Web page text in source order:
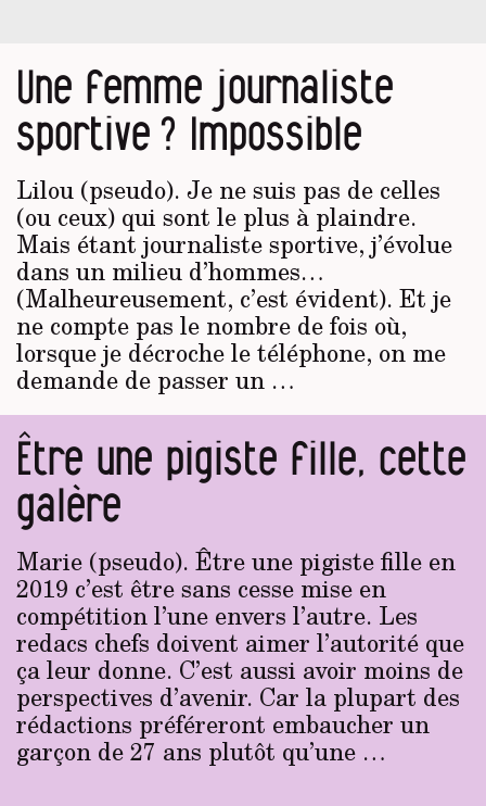
Une femme journaliste
sportive ? Impossible
Lilou (pseudo). Je ne suis pas de celles
(ou ceux) qui sont le plus à plaindre.
Mais étant journaliste sportive, j’évolue
dans un milieu d’hommes…
(Malheureusement, c’est évident). Et je
ne compte pas le nombre de fois où,
lorsque je décroche le téléphone, on me
demande de passer un …
Être une pigiste fille, cette
galère
Marie (pseudo). Être une pigiste fille en
2019 c’est être sans cesse mise en
compétition l’une envers l’autre. Les
redacs chefs doivent aimer l’autorité que
ça leur donne. C’est aussi avoir moins de
perspectives d’avenir. Car la plupart des
rédactions préféreront embaucher un
garçon de 27 ans plutôt qu’une …